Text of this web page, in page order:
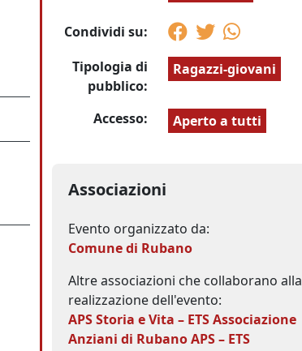
Condividi su:
Tipologia di
pubblico:
Ragazzi-giovani
Accesso: Aperto a tutti
Associazioni
Evento organizzato da:
Comune di Rubano
Altre associazioni che collaborano alla
realizzazione dell'evento:
APS Storia e Vita – ETSAssociazione
Anziani di Rubano APS – ETS